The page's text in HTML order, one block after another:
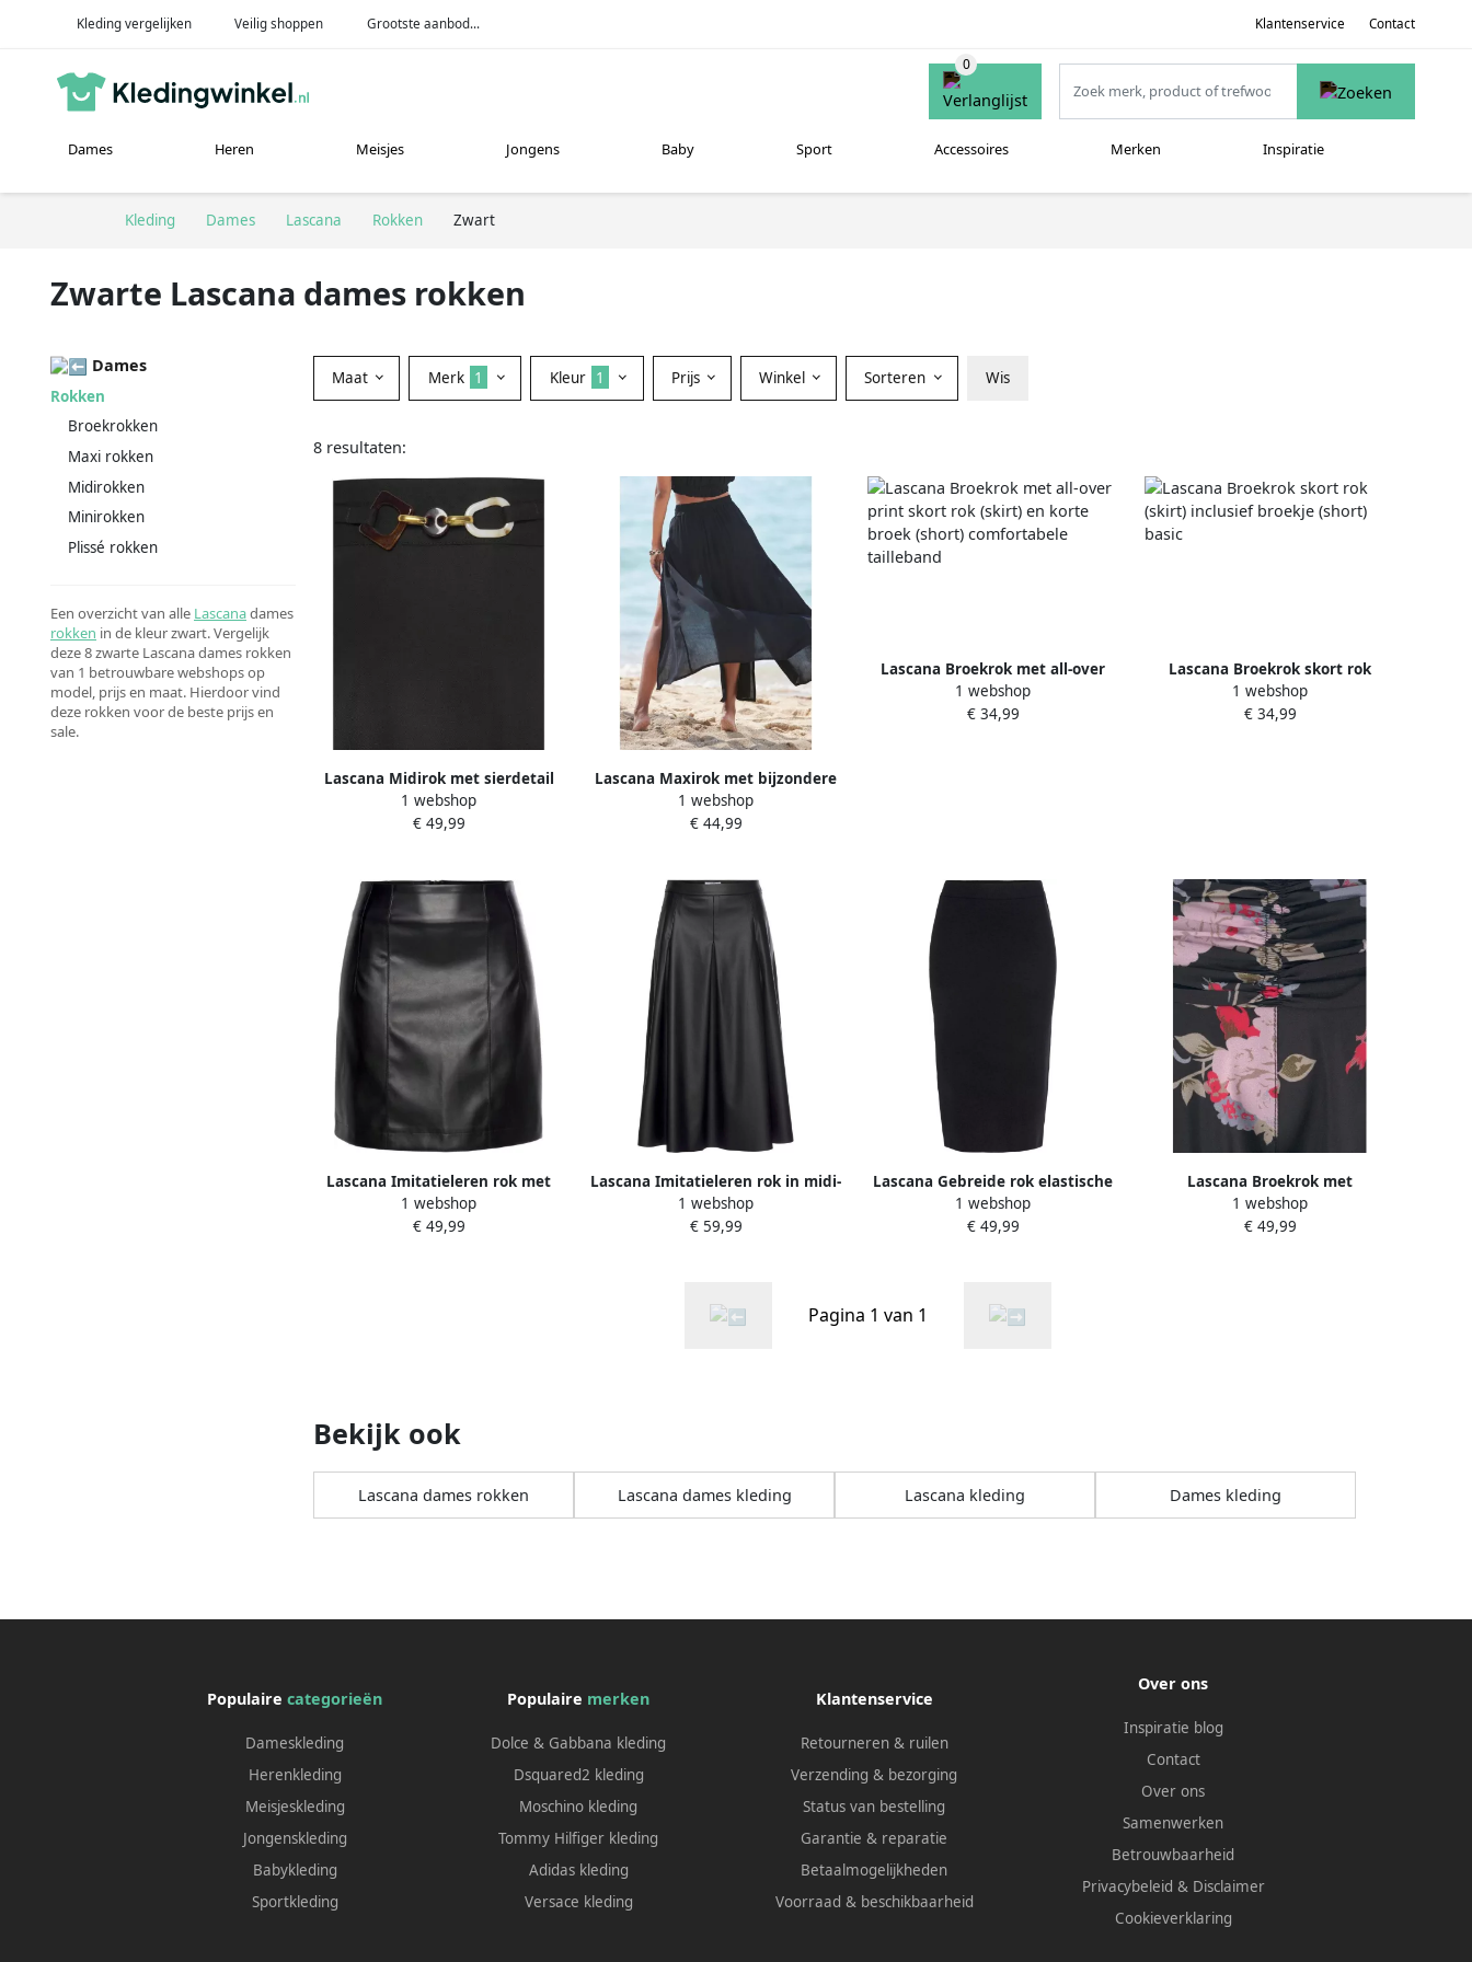
Kleding vergelijken Veilig shoppen Grootste aanbod... Klantenservice Contact
Dames Heren Meisjes Jongens Baby Sport Accessoires Merken Inspiratie
Kleding Dames Lascana Rokken Zwart
Zwarte Lascana dames rokken
Dames
Rokken
Broekrokken
Maxi rokken
Midirokken
Minirokken
Plissé rokken
Een overzicht van alle Lascanadames
rokken in de kleur zwart. Vergelijk
deze 8 zwarte Lascana dames rokken
van 1 betrouwbare webshops op
model, prijs en maat. Hierdoor vind
deze rokken voor de beste prijs en
sale.
Maat Merk 1 Kleur 1 Prijs Winkel Sorteren Wis
8 resultaten:
Lascana Midirok met sierdetail
op de boord zomers
1 webshop
€ 49,99
Lascana Maxirok met bijzondere
snit lange rok met
beeninsnijding strandrok
1 webshop
€ 44,99
Lascana Broekrok met all-over
print skort rok (skirt) en korte
broek (short) comfortabele
1 webshop
€ 34,99
Lascana Broekrok skort rok
(skirt) inclusief broekje (short)
basic
1 webshop
€ 34,99
Lascana Imitatieleren rok met
modieuze deelnaad smalle vorm
minirok business-look
1 webshop
€ 49,99
Lascana Imitatieleren rok in midi-
lengte hooggesneden plissérok
casual-chic
1 webshop
€ 59,99
Lascana Gebreide rok elastische
midirok smalle vorm
1 webshop
€ 49,99
Lascana Broekrok met
bloemenprint culotte stijl extra
wijde pijpen
1 webshop
€ 49,99
Pagina 1 van 1
Bekijk ook
Lascana dames rokken Lascana dames kleding Lascana kleding Dames kleding
Populairecategorieën
Dameskleding
Herenkleding
Meisjeskleding
Jongenskleding
Babykleding
Sportkleding
Populaire merken
Dolce & Gabbana kleding
Dsquared2 kleding
Moschino kleding
Tommy Hilfiger kleding
Adidas kleding
Versace kleding
Klantenservice
Retourneren & ruilen
Verzending & bezorging
Status van bestelling
Garantie & reparatie
Betaalmogelijkheden
Voorraad & beschikbaarheid
Over ons
Inspiratie blog
Contact
Over ons
Samenwerken
Betrouwbaarheid
Privacybeleid & Disclaimer
Cookieverklaring